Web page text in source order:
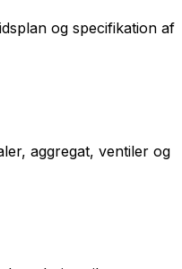
og specifikation af
aggregat, ventiler og